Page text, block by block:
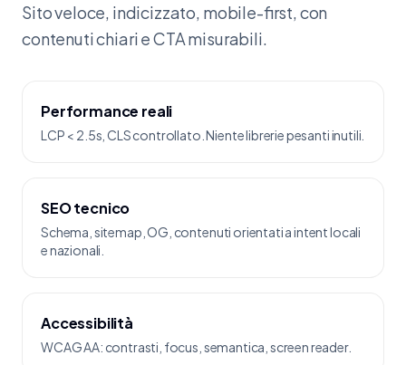
Sito veloce, indicizzato, mobile-first, con
contenuti chiari e CTA misurabili.
Performance reali
LCP < 2.5s, CLS controllato. Niente librerie pesanti inutili.
SEO tecnico
Schema, sitemap, OG, contenuti orientati a intent locali
e nazionali.
Accessibilità
WCAG AA: contrasti, focus, semantica, screen reader.